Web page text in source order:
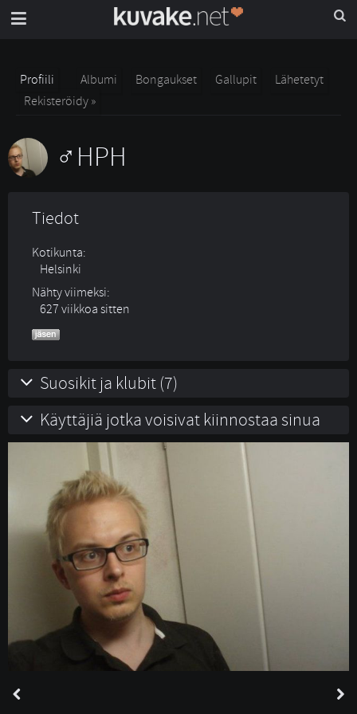
Profiili Albumi Bongaukset Gallupit
Lähetetyt
Rekisteröidy »
HPH
Tiedot
Kotikunta:
Helsinki
Nähty viimeksi:
627 viikkoa sitten
Suosikit ja klubit (7)
Käyttäjiä jotka voisivat kiinnostaa sinua